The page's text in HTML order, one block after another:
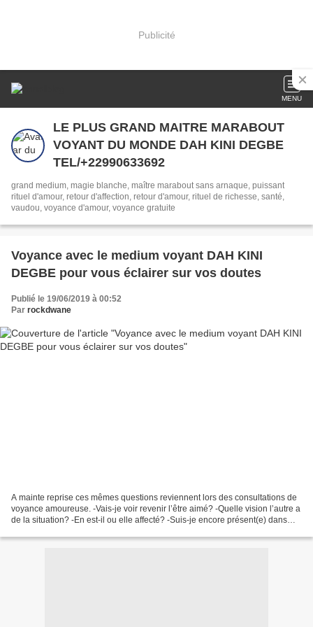
Publicité
MENU
LE PLUS GRAND MAITRE MARABOUT
VOYANT DU MONDE DAH KINI DEGBE
TEL/+22990633692
grand medium, magie blanche, maître marabout sans arnaque, puissant
rituel d'amour, retour d'affection, retour d'amour, rituel de richesse, santé,
vaudou, voyance d'amour, voyance gratuite
Voyance avec le medium voyant DAH KINI
DEGBE pour vous éclairer sur vos doutes
Publié le 19/06/2019 à 00:52
Par rockdwane
A mainte reprise ces mêmes questions reviennent lors des consultations de
voyance amoureuse. -Vais-je voir revenir l’être aimé? -Quelle vision l’autre a
de la situation? -En est-il ou elle affecté? -Suis-je encore présent(e) dans